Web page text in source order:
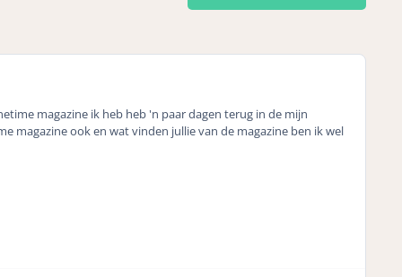
magazine ik heb heb 'n paar dagen terug in de mijn
magazine ook en wat vinden jullie van de magazine ben ik wel